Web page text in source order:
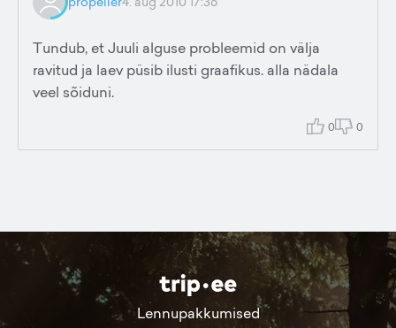
Tundub, et Juuli alguse probleemid on välja
ravitud ja laev püsib ilusti graafikus. alla nädala
veel sõiduni.
0 0
Lennupakkumised